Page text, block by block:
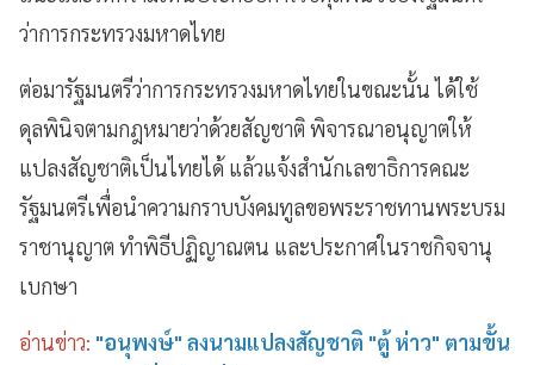
ว่าการกระทรวงมหาดไทย
ต่อมารัฐมนตรีว่าการกระทรวงมหาดไทยในขณะนั้น ได้ใช้
ดุลพินิจตามกฎหมายว่าด้วยสัญชาติ พิจารณาอนุญาตให้
แปลงสัญชาติเป็นไทยได้ แล้วแจ้งสำนักเลขาธิการคณะ
รัฐมนตรีเพื่อนำความกราบบังคมทูลขอพระราชทานพระบรม
ราชานุญาต ทำพิธีปฏิญาณตน และประกาศในราชกิจจานุ
เบกษา
อ่านข่าว: "อนุพงษ์" ลงนามแปลงสัญชาติ "ตู้ ห่าว" ตามขั้น